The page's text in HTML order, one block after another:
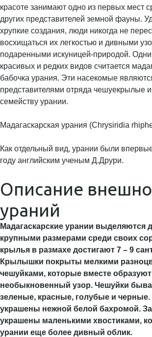
красоте занимают одно из первых мест
других представителей земной фауны.
хрупкие создания, люди никогда не
восхищаться их легкостью и дивными
подаренными искуницей-природой.
красивых и редких видов считается
бабочка урания. Эти насекомые
представителями отряда чешуекрылые и
семейству урании.
Мадагаскарская урания (Chrysiridia
Как отдельный вид, урании были
году английским ученым Д.Друри.
Описание
ураний
Мадагаскарские урании выделяются
крупными размерами среди своих
крылья в размахе достигают 7 – 9
Крылышки покрыты мелкими
чешуйками, которые вместе образуют
необыкновенный узор. Чешуйки
зеленые, красные, голубые и
украшены нежной белой бахромой.
украшены маленькими хвостиками,
урании еще более дивный облик.